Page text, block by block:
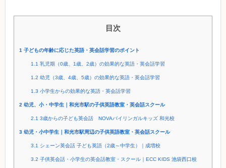
目次
1 子どもの年齢に応じた英語・英会話学習のポイント
1.1 乳児期（0歳、1歳、2歳）の効果的な英語・英会話学習
1.2 幼児（3歳、4歳、5歳）の効果的な英語・英会話学習
1.3 小学生からの効果的な英語・英会話学習
2 幼児、小・中学生｜和光市駅の子供英語教室・英会話スクール
2.1 3歳からの子ども英会話 NOVAバイリンガルキッズ 和光校
3 幼児・小中学生｜和光市駅周辺の子供英語教室・英会話スクール
3.1 シェーン英会話 子ども英語（2歳～中学生）｜成増校
3.2 子供英会話・小学生の英会話教室・スクール｜ECC KIDS 池袋西口校